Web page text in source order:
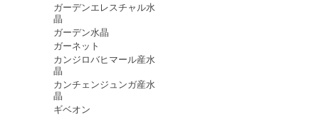
ガーデンエレスチャル水
晶
ガーデン水晶
ガーネット
カンジロバヒマール産水
晶
カンチェンジュンガ産水
晶
ギベオン